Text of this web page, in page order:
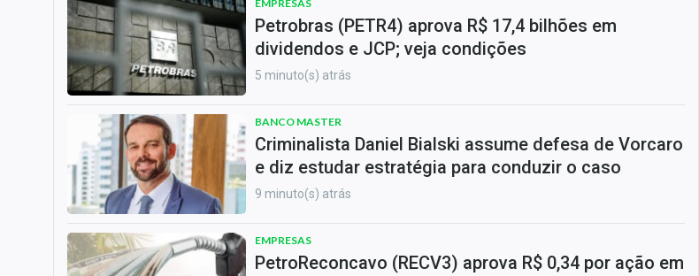
EMPRESAS
Petrobras (PETR4) aprova R$ 17,4 bilhões em
dividendos e JCP; veja condições
5 minuto(s) atrás
BANCO MASTER
Criminalista Daniel Bialski assume defesa de Vorcaro
e diz estudar estratégia para conduzir o caso
9 minuto(s) atrás
EMPRESAS
PetroReconcavo (RECV3) aprova R$ 0,34 por ação em